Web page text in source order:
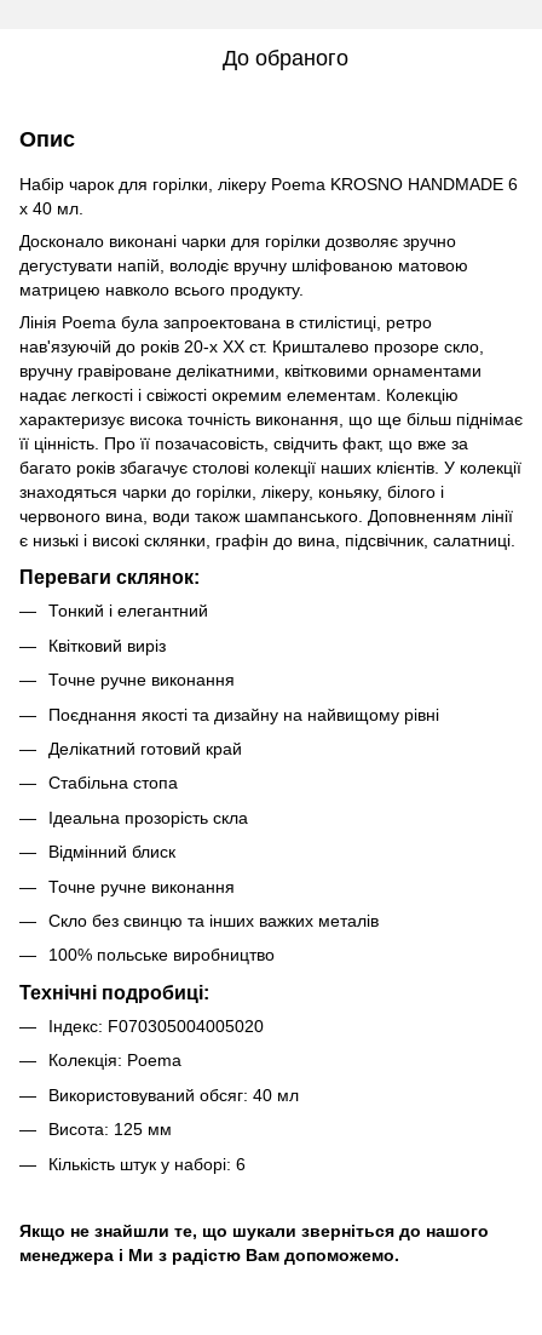
До обраного
Опис
Набір чарок для горілки, лікеру Poema KROSNO HANDMADE 6
x 40 мл.
Досконало виконані чарки для горілки дозволяє зручно
дегустувати напій, володіє вручну шліфованою матовою
матрицею навколо всього продукту.
Лінія Poema була запроектована в стилістиці, ретро
нав'язуючій до років 20-х XX ст. Кришталево прозоре скло,
вручну гравіроване делікатними, квітковими орнаментами
надає легкості і свіжості окремим елементам. Колекцію
характеризує висока точність виконання, що ще більш піднімає
її цінність. Про її позачасовість, свідчить факт, що вже за
багато років збагачує столові колекції наших клієнтів. У колекції
знаходяться чарки до горілки, лікеру, коньяку, білого і
червоного вина, води також шампанського. Доповненням лінії
є низькі і високі склянки, графiн до вина, підсвічник, салатниці.
Переваги склянок:
Тонкий і елегантний
Квітковий виріз
Точне ручне виконання
Поєднання якості та дизайну на найвищому рівні
Делікатний готовий край
Стабільна стопа
Ідеальна прозорість скла
Відмінний блиск
Точне ручне виконання
Скло без свинцю та інших важких металів
100% польське виробництво
Технічні подробиці:
Індекс: F070305004005020
Колекція: Poema
Використовуваний обсяг: 40 мл
Висота: 125 мм
Кількість штук у наборі: 6
Якщо не знайшли те, що шукали зверніться до нашого
менеджера і Ми з радістю Вам допоможемо.